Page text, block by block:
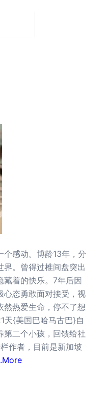
个感动。博龄13年，分
。曾得过椎间盘突出
藏着的快乐。7年后因
心态勇敢面对接受，视
然热爱生命，停不了想
天{美国巴哈马古巴}自
第二个小孩，回馈给社
作者，目前是新加坡